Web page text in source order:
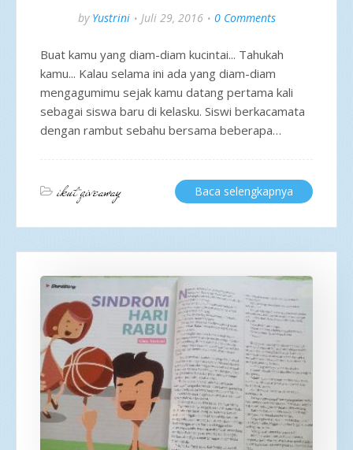
by Yustrini Juli 29, 2016 0 Comments
Buat kamu yang diam-diam kucintai... Tahukah
kamu... Kalau selama ini ada yang diam-diam
mengagumimu sejak kamu datang pertama kali
sebagai siswa baru di kelasku. Siswi berkacamata
dengan rambut sebahu bersama beberapa…
ikut giveaway Baca selengkapnya